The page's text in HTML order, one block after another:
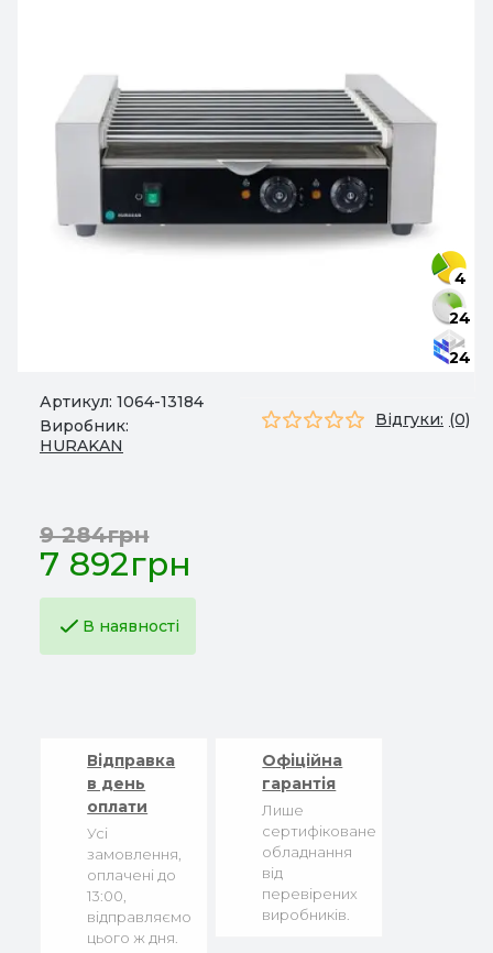
4
24
24
Артикул: 1064-13184
Виробник:
HURAKAN
Відгуки: (0)
7 892грн
9 284грн
В наявності
Відправка
в день
оплати
Усі
замовлення,
оплачені до
13:00,
відправляємо
цього ж дня.
Офіційна
гарантія
Лише
сертифіковане
обладнання
від
перевірених
виробників.